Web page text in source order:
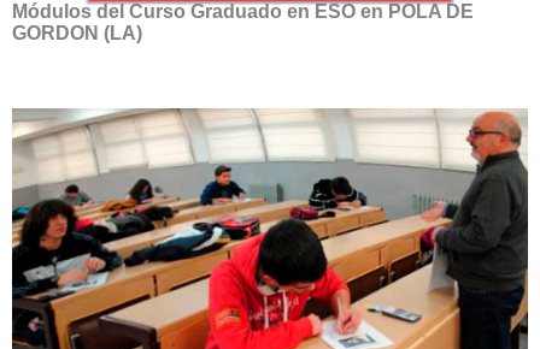
Módulos del Curso Graduado en ESO en POLA DE
GORDON (LA)